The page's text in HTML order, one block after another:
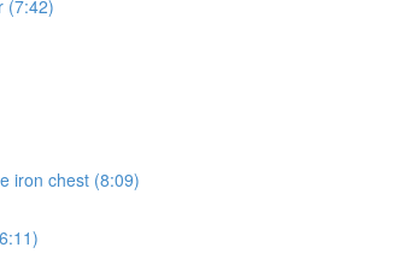
(7:42)
iron chest (8:09)